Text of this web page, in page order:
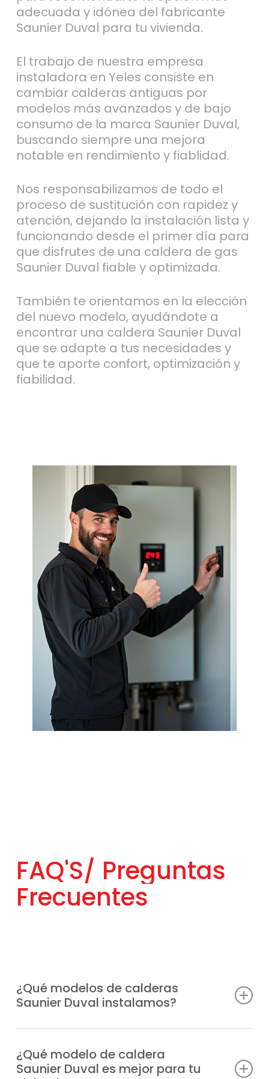
adecuada y idónea del fabricante
Saunier Duval para tu vivienda.
El trabajo de nuestra empresa
instaladora en Yeles consiste en
cambiar calderas antiguas por
modelos más avanzados y de bajo
consumo de la marca Saunier Duval,
buscando siempre una mejora
notable en rendimiento y fiablidad.
Nos responsabilizamos de todo el
proceso de sustitución con rapidez y
atención, dejando la instalación lista y
funcionando desde el primer día para
que disfrutes de una caldera de gas
Saunier Duval fiable y optimizada.
También te orientamos en la elección
del nuevo modelo, ayudándote a
encontrar una caldera Saunier Duval
que se adapte a tus necesidades y
que te aporte confort, optimización y
fiabilidad.
FAQ'S/ Preguntas
Frecuentes
¿Qué modelos de calderas
Saunier Duval instalamos?
entre los que destacamos Combitec F23E,
Duomax Condens, Ecosy 2 28E, Ecosy 2
¿Qué modelo de caldera
Saunier Duval es mejor para tu